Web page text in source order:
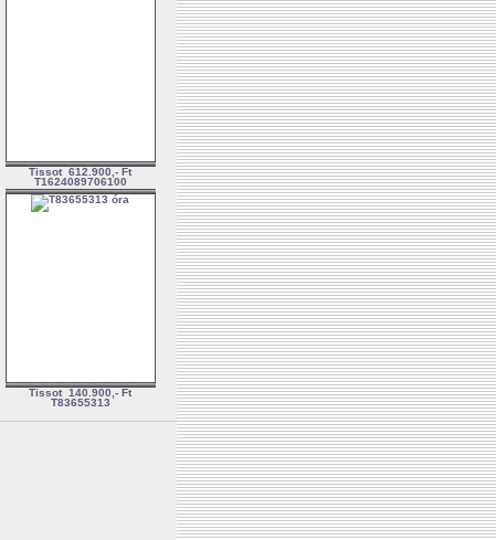
Tissot 612.900,- Ft
T1624089706100
Tissot 140.900,- Ft
T83655313